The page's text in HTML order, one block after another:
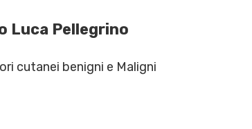
Luca Pellegrino
cutanei benigni e Maligni